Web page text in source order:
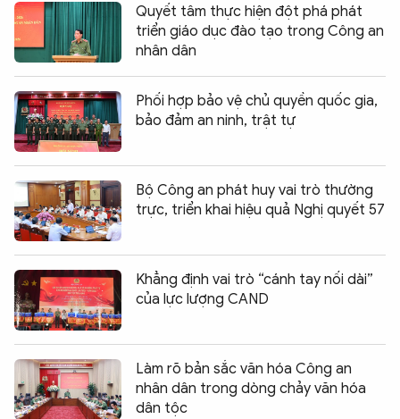
Quyết tâm thực hiện đột phá phát
triển giáo dục đào tạo trong Công an
nhân dân
Phối hợp bảo vệ chủ quyền quốc gia,
bảo đảm an ninh, trật tự
Bộ Công an phát huy vai trò thường
trực, triển khai hiệu quả Nghị quyết 57
Khẳng định vai trò “cánh tay nối dài”
của lực lượng CAND
Làm rõ bản sắc văn hóa Công an
nhân dân trong dòng chảy văn hóa
dân tộc